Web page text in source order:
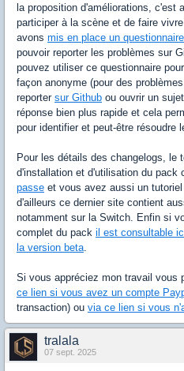
la proposition d'améliorations, c'est
participer à la scène et de faire
avons mis en place un
pouvoir reporter les problèmes sur
pouvez utiliser ce questionnaire
façon anonyme (pour des
reporter sur Github ou ouvrir un
réponse bien plus rapide et cela
pour identifier et peut-être résoudre
Pour les détails des changelogs, le
d'installation et d'utilisation du pack
passe et vous avez aussi un
d'ailleurs ce dernier site contient
notamment sur la Switch. Enfin si
complet du pack il est consultable
la version beta.
Si vous appréciez mon travail vous
ce lien si vous avez un compte
transaction) ou via ce lien si vous
tralala
07 sept. 2025